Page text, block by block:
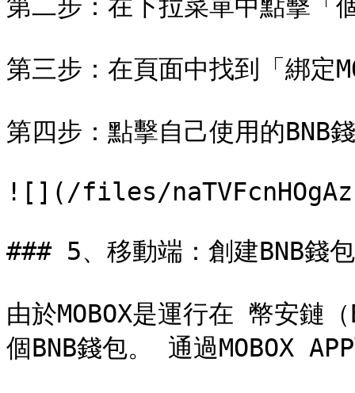
第二步：在下拉菜單中點擊「
第三步：在頁面中找到「綁定
第四步：點擊自己使用的BNB
![](/files/
### 5、移動端：創建BNB錢包
由於MOBOX是運行在 幣安鏈
個BNB錢包。 通過MOBOX